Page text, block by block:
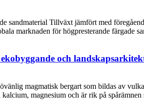
sandmaterial Tillväxt jämfört med
marknaden för högpresterande färgade
och
magmatisk bergart som bildas av
magnesium och är rik på